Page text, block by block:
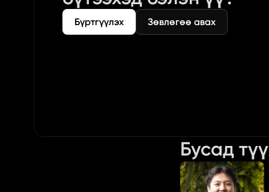
Бүртгүүлэх Зөвлөгөө авах
Бусад